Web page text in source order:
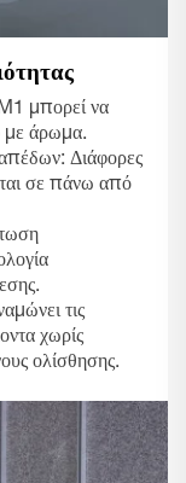
μπορεί να
με άρωμα.
Διάφορες
σε πάνω από
τις
χωρίς
ολίσθησης.